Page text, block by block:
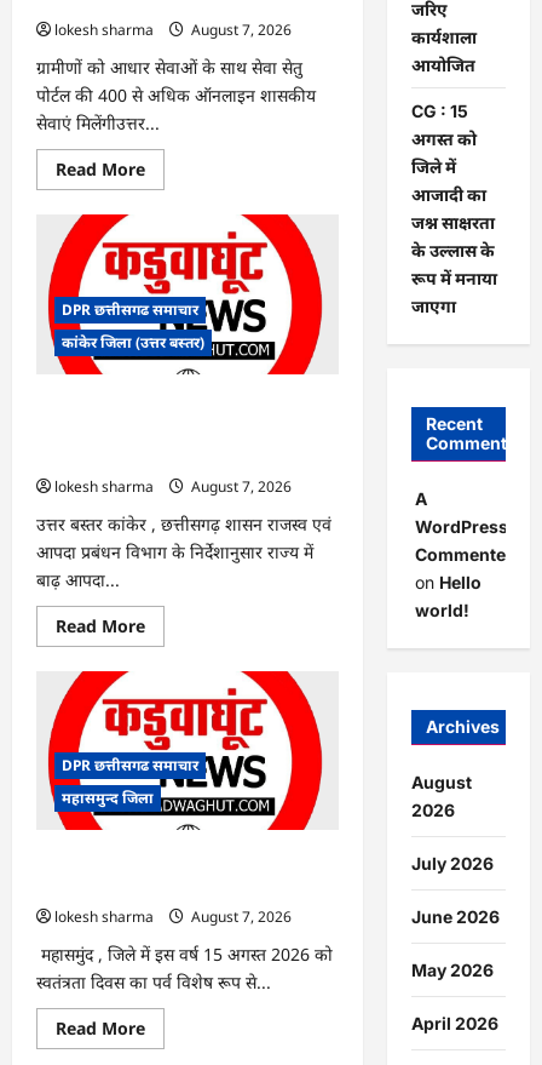
बवाल,
आयोग
ने
दी
सफाई
lokesh sharma
August 7, 2026
ग्रामीणों को आधार सेवाओं के साथ सेवा सेतु
पोर्टल की 400 से अधिक ऑनलाइन शासकीय
सेवाएं मिलेंगीउत्तर...
Read MoreRead
more
ग्राम
पंचायत
भैंसासुर
में
नवीन
आधार
केंद्र
DPR छत्तीसगढ समाचार
कांकेर जिला (उत्तर बस्तर)
lokesh sharma
August 7, 2026
उत्तर बस्तर कांकेर , छत्तीसगढ़ शासन राजस्व एवं
आपदा प्रबंधन विभाग के निर्देशानुसार राज्य में
बाढ़ आपदा...
Read MoreRead
more
:
आपदा
प्रबंधन
संबंधी
राज्य
स्तरीय
मॉक
एक्सरसाइज
कार्यशाला
आयोजित
DPR छत्तीसगढ समाचार
महासमुन्द जिला
lokesh sharma
August 7, 2026
महासमुंद , जिले में इस वर्ष 15 अगस्त 2026 को
स्वतंत्रता दिवस का पर्व विशेष रूप से...
Read MoreRead
more
जरिए
कार्यशाला
आयोजित
CG : 15
अगस्त को
जिले में
आजादी का
जश्न साक्षरता
के उल्लास के
रूप में मनाया
जाएगा
Recent
Comments
A
WordPress
Commenter
on Hello
world!
Archives
August
2026
July 2026
June 2026
May 2026
April 2026